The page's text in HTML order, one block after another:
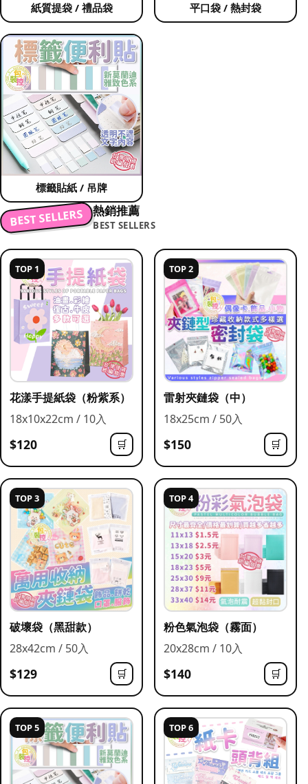
紙質提袋 / 禮品袋 平口袋 / 熱封袋
標籤貼紙 / 吊牌
BEST SELLERS 熱銷推薦
BEST SELLERS
TOP 1
花漾手提紙袋（粉紫系）
18x10x22cm / 10入
$120 🛒
TOP 2
雷射夾鏈袋（中）
18x25cm / 50入
$150 🛒
TOP 3
破壞袋（黑甜款）
28x42cm / 50入
$129 🛒
TOP 4
粉色氣泡袋（霧面）
20x28cm / 10入
$140 🛒
TOP 5 TOP 6